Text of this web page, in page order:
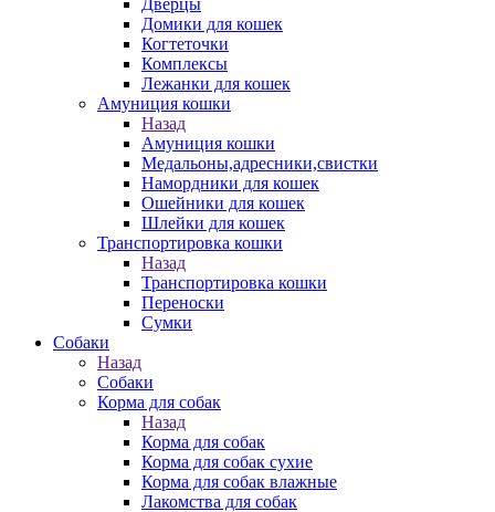
Дверцы
Домики для кошек
Когтеточки
Комплексы
Лежанки для кошек
Амуниция кошки
Назад
Амуниция кошки
Медальоны,адресники,свистки
Намордники для кошек
Ошейники для кошек
Шлейки для кошек
Транспортировка кошки
Назад
Транспортировка кошки
Переноски
Сумки
Собаки
Назад
Собаки
Корма для собак
Назад
Корма для собак
Корма для собак сухие
Корма для собак влажные
Лакомства для собак